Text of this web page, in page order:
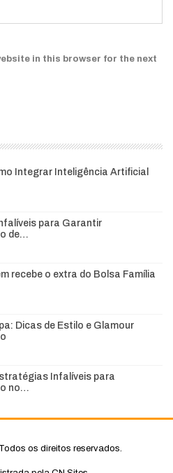
in this browser for the next
Integrar Inteligência Artificial
para Garantir
de…
recebe o extra do Bolsa Família
Dicas de Estilo e Glamour
Infalíveis para
no…
os direitos reservados.